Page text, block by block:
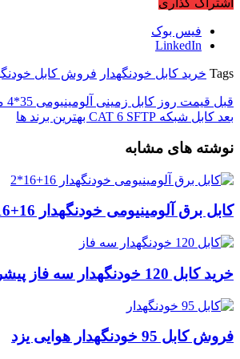
اشتراک گذاری
فیس بوک
LinkedIn
Tags خرید کابل خودنگهدار فروش کابل
قبل قیمت روز کابل زمینی آلومینیومی 35*4 مسین
بعد کابل شبکه CAT 6 SFTP بهترین برند ها
نوشته های مشابه
کابل برق آلومینیومی خودنگهدار 16+16*2 استاندارد ارزان
خرید کابل 120 خودنگهدار سه فاز پیشرو یزد
فروش کابل 95 خودنگهدار هوایی یزد